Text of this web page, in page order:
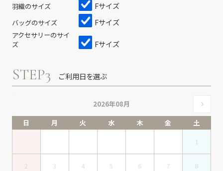
羽織のサイズ Fサイズ
バッグのサイズ Fサイズ
アクセサリーのサイ
ズ
Fサイズ
STEP3 ご利用日を選ぶ
2026年08月
日
月 火 水 木 金
土
1
2 3 4 5 6 7 8